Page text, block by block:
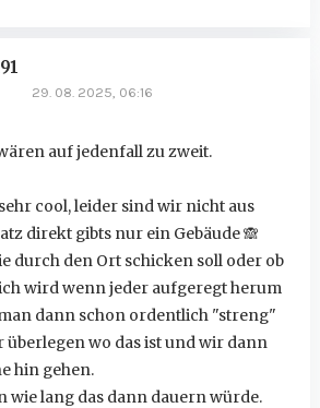
29. 08. 2025, 06:16
auf jedenfall zu zweit.
cool, leider sind wir nicht aus
direkt gibts nur ein Gebäude🙈
durch den Ort schicken soll oder ob
wird wenn jeder aufgeregt herum
dann schon ordentlich "streng"
überlegen wo das ist und wir dann
hin gehen.
wie lang das dann dauern würde.